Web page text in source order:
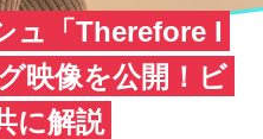
ュ「Therefore I
映像を公開！ビ
に解説